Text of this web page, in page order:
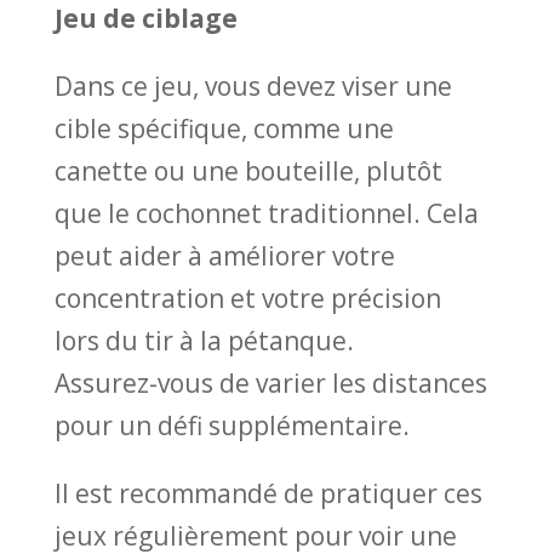
Jeu de ciblage
Dans ce jeu, vous devez viser une
cible spécifique, comme une
canette ou une bouteille, plutôt
que le cochonnet traditionnel. Cela
peut aider à améliorer votre
concentration et votre précision
lors du tir à la pétanque.
Assurez-vous de varier les distances
pour un défi supplémentaire.
Il est recommandé de pratiquer ces
jeux régulièrement pour voir une